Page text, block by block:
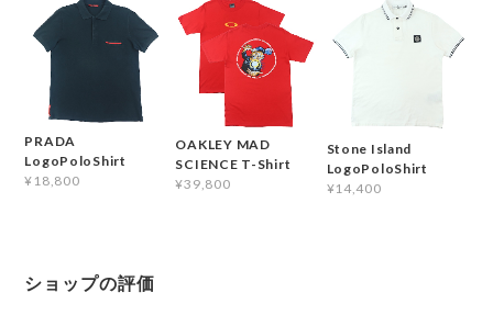
PRADA
LogoPoloShirt
¥18,800
OAKLEY MAD
SCIENCE T-Shirt
¥39,800
Stone Island
LogoPoloShirt
¥14,400
ショップの評価